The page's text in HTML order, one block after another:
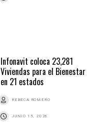
Infonavit coloca 23,281
Viviendas para el Bienestar
en 21 estados
REBECA ROMERO
JUNIO 15, 2026